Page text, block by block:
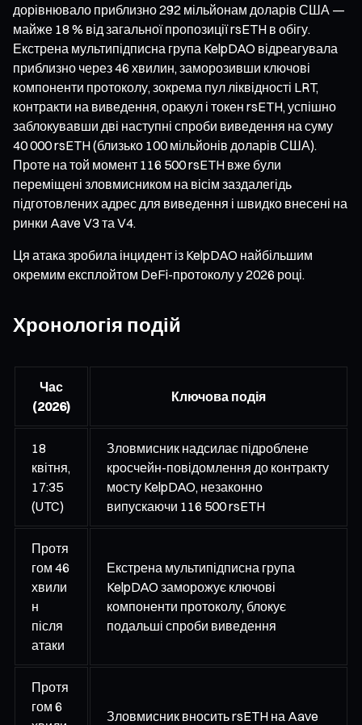
дорівнювало приблизно 292 мільйонам доларів США —
майже 18 % від загальної пропозиції rsETH в обігу.
Екстрена мультипідписна група KelpDAO відреагувала
приблизно через 46 хвилин, заморозивши ключові
компоненти протоколу, зокрема пул ліквідності LRT,
контракти на виведення, оракул і токен rsETH, успішно
заблокувавши дві наступні спроби виведення на суму
40 000 rsETH (близько 100 мільйонів доларів США).
Проте на той момент 116 500 rsETH вже були
переміщені зловмисником на вісім заздалегідь
підготовлених адрес для виведення і швидко внесені на
ринки Aave V3 та V4.
Ця атака зробила інцидент із KelpDAO найбільшим
окремим експлойтом DeFi-протоколу у 2026 році.
Хронологія подій
Час
(2026)
Ключова подія
18
квітня,
17:35
(UTC)
Зловмисник надсилає підроблене
кросчейн-повідомлення до контракту
мосту KelpDAO, незаконно
випускаючи 116 500 rsETH
Протя
гом 46
хвили
н
після
атаки
Екстрена мультипідписна група
KelpDAO заморожує ключові
компоненти протоколу, блокує
подальші спроби виведення
Протя
гом 6
Зловмисник вносить rsETH на Aave